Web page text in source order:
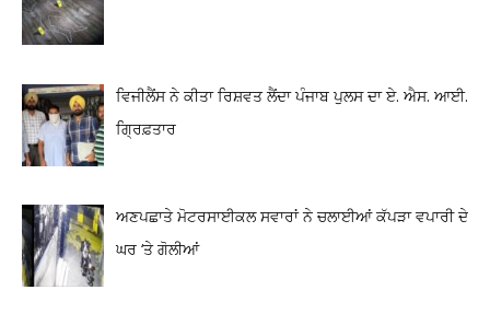
ਵਿਜੀਲੈਂਸ ਨੇ ਕੀਤਾ ਰਿਸ਼ਵਤ ਲੈਂਦਾ ਪੰਜਾਬ ਪੁਲਸ ਦਾ ਏ. ਐਸ. ਆਈ.
ਗ੍ਰਿਫ਼ਤਾਰ
ਅਣਪਛਾਤੇ ਮੋਟਰਸਾਈਕਲ ਸਵਾਰਾਂ ਨੇ ਚਲਾਈਆਂ ਕੱਪੜਾ ਵਪਾਰੀ ਦੇ
ਘਰ ‘ਤੇ ਗੋਲੀਆਂ